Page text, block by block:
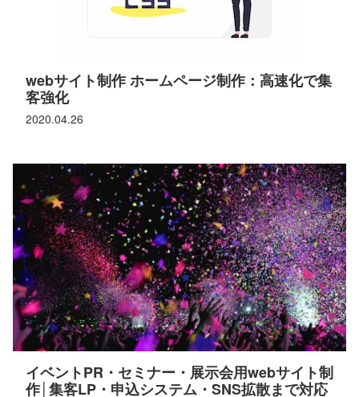
2020.04.26
webサイト制作 ホームページ制作：高速化で集
客強化
イベントPR・セミナー・展示会用webサイト制
作│集客LP・申込システム・SNS拡散まで対応